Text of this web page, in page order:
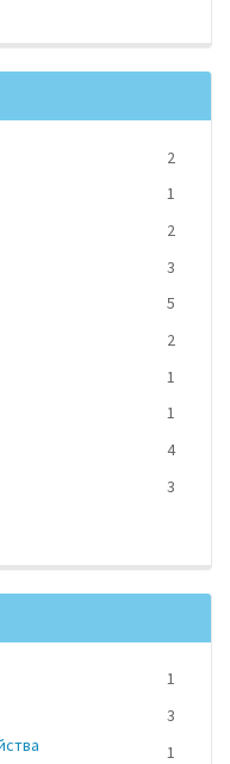
2
1
2
3
5
2
1
1
4
3
1
3
1